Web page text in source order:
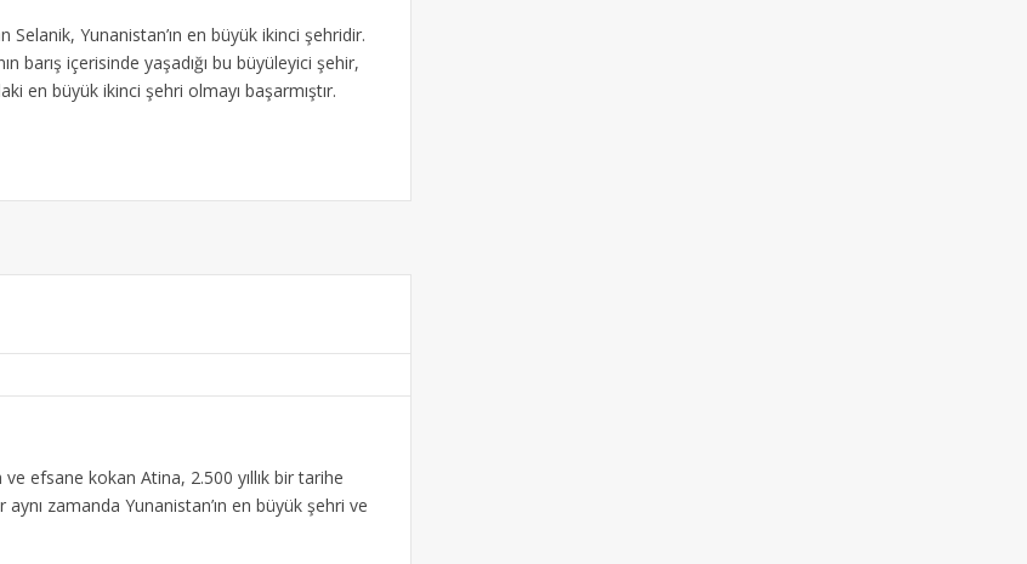
Yunanistan’ın en büyük ikinci şehridir.
barış içerisinde yaşadığı bu büyüleyici şehir,
en büyük ikinci şehri olmayı başarmıştır.
efsane kokan Atina, 2.500 yıllık bir tarihe
zamanda Yunanistan’ın en büyük şehri ve